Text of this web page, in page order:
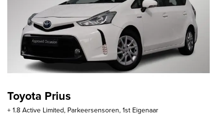
Toyota Prius
+ 1.8 Active Limited, Parkeersensoren, 1st Eigenaar